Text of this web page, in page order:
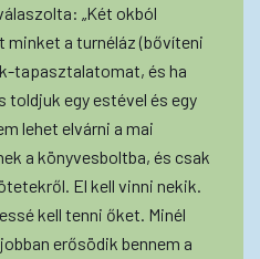
„Két okból
a turnéláz (bővíteni
tapasztalatomat, és ha
toldjuk egy estével és egy
lehet elvárni a mai
a könyvesboltba, és csak
El kell vinni nekik.
kell tenni őket. Minél
erősödik bennem a